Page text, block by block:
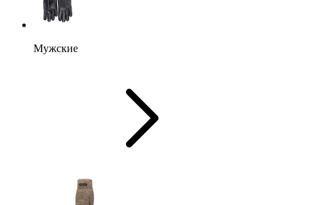
Мужские